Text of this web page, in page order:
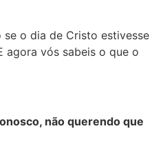
o dia de Cristo estivesse
vós sabeis o que o
não querendo que